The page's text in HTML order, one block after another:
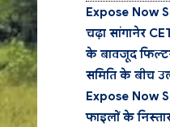
Expose Now
चढ़ा सांगानेर
के बावजूद
समिति के बीच
Expose Now
फाइलों के